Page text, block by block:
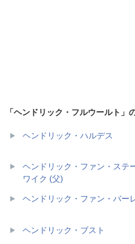
「ヘンドリック・フルウールト」
ヘンドリック・ハルデス
ヘンドリック・ファン・ステ
ワイク (父)
ヘンドリック・ファン・バー
ヘンドリック・ブスト